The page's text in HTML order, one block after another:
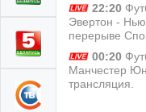
22:20
Эвертон -
перерыве
00:20
Манчестер
трансляция.